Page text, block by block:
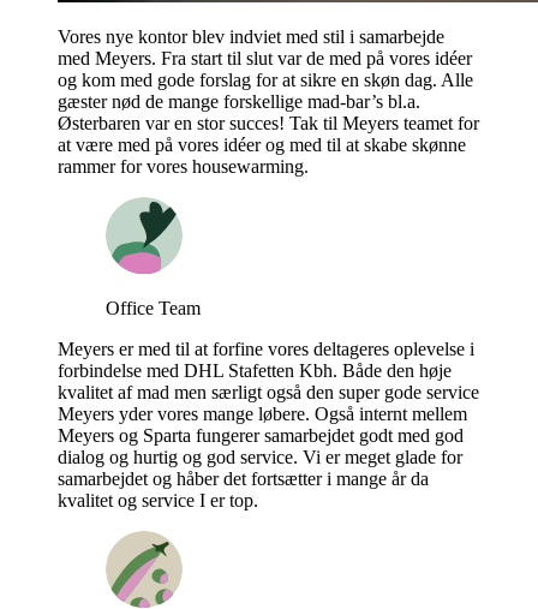
Vores nye kontor blev indviet med stil i samarbejde
med Meyers. Fra start til slut var de med på vores idéer
og kom med gode forslag for at sikre en skøn dag. Alle
gæster nød de mange forskellige mad-bar’s bl.a.
Østerbaren var en stor succes! Tak til Meyers teamet for
at være med på vores idéer og med til at skabe skønne
rammer for vores housewarming.
Office Team
Meyers er med til at forfine vores deltageres oplevelse i
forbindelse med DHL Stafetten Kbh. Både den høje
kvalitet af mad men særligt også den super gode service
Meyers yder vores mange løbere. Også internt mellem
Meyers og Sparta fungerer samarbejdet godt med god
dialog og hurtig og god service. Vi er meget glade for
samarbejdet og håber det fortsætter i mange år da
kvalitet og service I er top.